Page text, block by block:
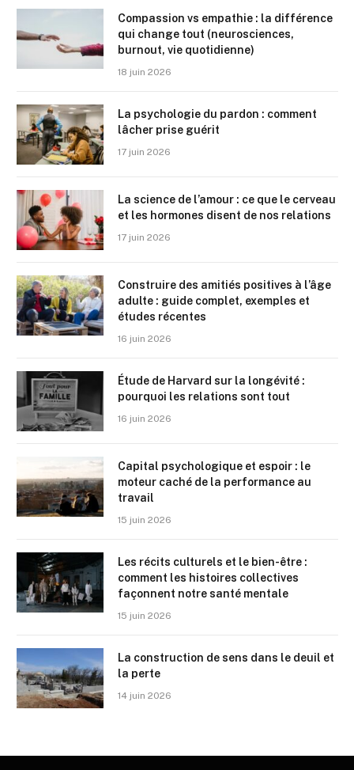
Compassion vs empathie : la différence
qui change tout (neurosciences,
burnout, vie quotidienne)
18 juin 2026
La psychologie du pardon : comment
lâcher prise guérit
17 juin 2026
La science de l’amour : ce que le cerveau
et les hormones disent de nos relations
17 juin 2026
Construire des amitiés positives à l’âge
adulte : guide complet, exemples et
études récentes
16 juin 2026
Étude de Harvard sur la longévité :
pourquoi les relations sont tout
16 juin 2026
Capital psychologique et espoir : le
moteur caché de la performance au
travail
15 juin 2026
Les récits culturels et le bien-être :
comment les histoires collectives
façonnent notre santé mentale
15 juin 2026
La construction de sens dans le deuil et
la perte
14 juin 2026